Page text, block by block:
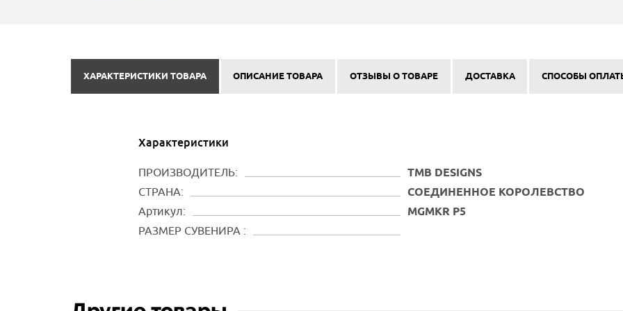
ХАРАКТЕРИСТИКИ ТОВАРА ОПИСАНИЕ ТОВАРА ОТЗЫВЫ О ТОВАРЕ ДОСТАВКА СПОСОБЫ
Характеристики
ПРОИЗВОДИТЕЛЬ: TMB DESIGNS
СТРАНА: СОЕДИНЕННОЕ КОРОЛЕВСТВО
Артикул: MGMKR P5
РАЗМЕР СУВЕНИРА :